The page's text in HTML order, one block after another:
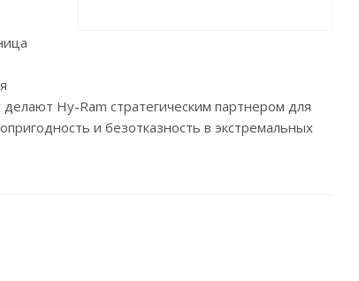
Hy-Ram стратегическим партнером для
и безотказность в экстремальных